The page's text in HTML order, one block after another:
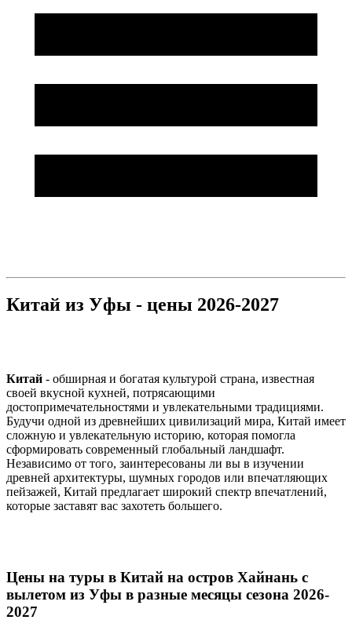
Китай из Уфы - цены 2026-2027
Китай - обширная и богатая культурой страна, известная
своей вкусной кухней, потрясающими
достопримечательностями и увлекательными традициями.
Будучи одной из древнейших цивилизаций мира, Китай имеет
сложную и увлекательную историю, которая помогла
сформировать современный глобальный ландшафт.
Независимо от того, заинтересованы ли вы в изучении
древней архитектуры, шумных городов или впечатляющих
пейзажей, Китай предлагает широкий спектр впечатлений,
которые заставят вас захотеть большего.
Цены на туры в Китай на остров Хайнань с
вылетом из Уфы в разные месяцы сезона 2026-
2027